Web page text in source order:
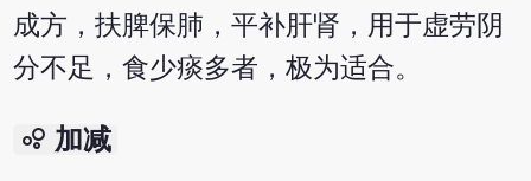
成方，扶脾保肺，平补肝肾，用于虚劳阴
分不足，食少痰多者，极为适合。
bubble_chart 加减